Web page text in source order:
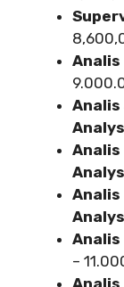
Analis
Analis
Analis
Analis
–